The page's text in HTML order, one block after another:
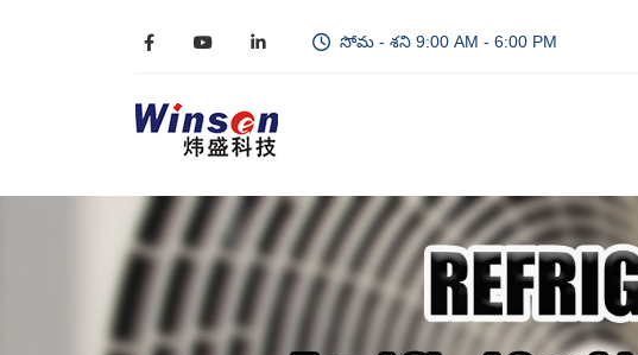
సోమ - శని 9:00 AM - 6:00 PM